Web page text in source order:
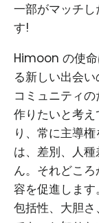
一部がマッチ
す!
Himoon の使命
る新しい出会
コミュニティ
作りたいと考
り、常に主導
は、差別、人
ん。それどこ
容を促進します
包括性、大胆